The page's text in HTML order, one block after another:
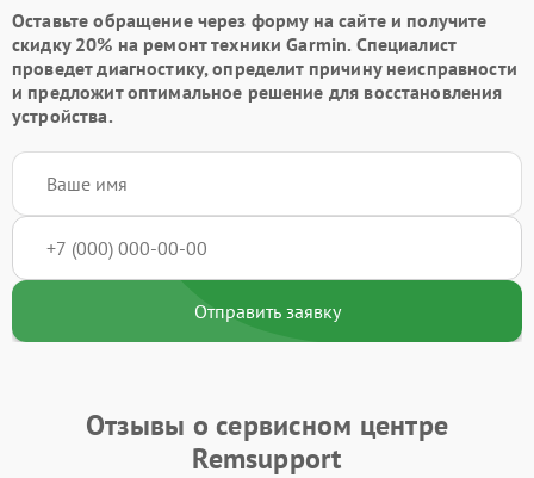
Оставьте обращение через форму на сайте и получите
скидку 20% на ремонт техники Garmin. Специалист
проведет диагностику, определит причину неисправности
и предложит оптимальное решение для восстановления
устройства.
Отправить заявку
Отзывы о сервисном центре
Remsupport